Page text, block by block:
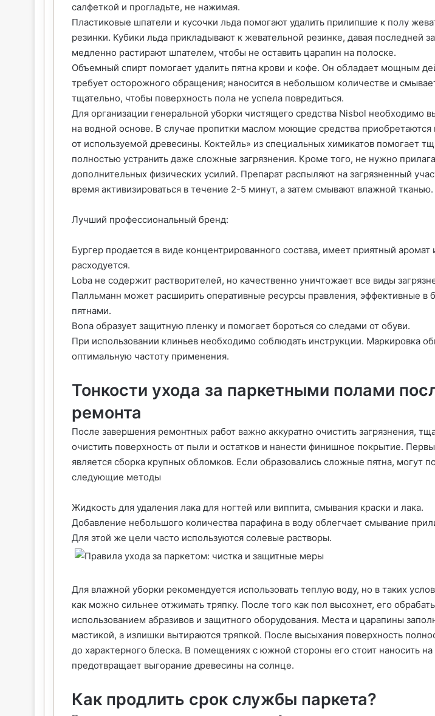
салфеткой и прогладьте, не нажимая.
Пластиковые шпатели и кусочки льда помогают удалить прилипшие к полу
резинки. Кубики льда прикладывают к жевательной резинке, давая последней
медленно растирают шпателем, чтобы не оставить царапин на полоске.
Объемный спирт помогает удалить пятна крови и кофе. Он обладает мощным
требует осторожного обращения; наносится в небольшом количестве и
тщательно, чтобы поверхность пола не успела повредиться.
Для организации генеральной уборки чистящего средства Nisbol необходимо
на водной основе. В случае пропитки маслом моющие средства приобретаются
от используемой древесины. Коктейль» из специальных химикатов помогает
полностью устранить даже сложные загрязнения. Кроме того, не нужно
дополнительных физических усилий. Препарат распыляют на загрязненный
время активизироваться в течение 2-5 минут, а затем смывают влажной тканью.
Лучший профессиональный бренд:
Бургер продается в виде концентрированного состава, имеет приятный аромат
расходуется.
Loba не содержит растворителей, но качественно уничтожает все виды
Палльманн может расширить оперативные ресурсы правления, эффективные в
пятнами.
Bona образует защитную пленку и помогает бороться со следами от обуви.
При использовании клиньев необходимо соблюдать инструкции. Маркировка
оптимальную частоту применения.
Тонкости ухода за паркетными полами
ремонта
После завершения ремонтных работ важно аккуратно очистить загрязнения,
очистить поверхность от пыли и остатков и нанести финишное покрытие.
является сборка крупных обломков. Если образовались сложные пятна, могут
следующие методы
Жидкость для удаления лака для ногтей или виппита, смывания краски и лака.
Добавление небольшого количества парафина в воду облегчает смывание
Для этой же цели часто используются солевые растворы.
Для влажной уборки рекомендуется использовать теплую воду, но в таких
как можно сильнее отжимать тряпку. После того как пол высохнет, его
использованием абразивов и защитного оборудования. Места и царапины
мастикой, а излишки вытираются тряпкой. После высыхания поверхность
до характерного блеска. В помещениях с южной стороны его стоит наносить
предотвращает выгорание древесины на солнце.
Как продлить срок службы паркета?